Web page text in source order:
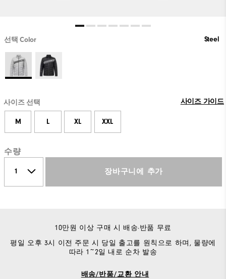
선택 Color Steel
사이즈 선택 사이즈 가이드
M L XL XXL
수량
장바구니에 추가
10만원 이상 구매 시 배송·반품 무료
평일 오후 3시 이전 주문 시 당일 출고를 원칙으로 하며, 물량에
따라 1~2일 내로 순차 발송
배송/반품/교환 안내